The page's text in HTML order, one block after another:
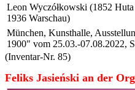
Leon Wyczółkowski (1852
1936 Warschau)
München, Kunsthalle,
1900" vom 25.03.-07.08.2022,
(Inventar-Nr. 85)
Feliks Jasieński an der